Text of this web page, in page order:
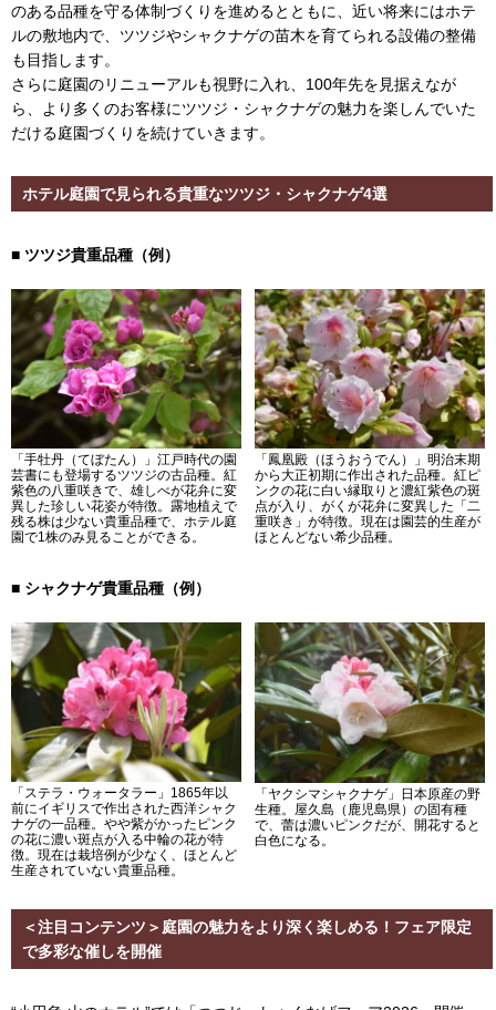
のある品種を守る体制づくりを進めるとともに、近い将来にはホテ
ルの敷地内で、ツツジやシャクナゲの苗木を育てられる設備の整備
も目指します。
さらに庭園のリニューアルも視野に入れ、100年先を見据えなが
ら、より多くのお客様にツツジ・シャクナゲの魅力を楽しんでいた
だける庭園づくりを続けていきます。
ホテル庭園で見られる貴重なツツジ・シャクナゲ4選
■ ツツジ貴重品種（例）
「手牡丹（てぼたん）」江戸時代の園
芸書にも登場するツツジの古品種。紅
紫色の八重咲きで、雄しべが花弁に変
異した珍しい花姿が特徴。露地植えで
残る株は少ない貴重品種で、ホテル庭
園で1株のみ見ることができる。
「鳳凰殿（ほうおうでん）」明治末期
から大正初期に作出された品種。紅ピ
ンクの花に白い縁取りと濃紅紫色の斑
点が入り、がくが花弁に変異した「二
重咲き」が特徴。現在は園芸的生産が
ほとんどない希少品種。
■ シャクナゲ貴重品種（例）
「ステラ・ウォータラー」1865年以
前にイギリスで作出された西洋シャク
ナゲの一品種。やや紫がかったピンク
の花に濃い斑点が入る中輪の花が特
徴。現在は栽培例が少なく、ほとんど
生産されていない貴重品種。
「ヤクシマシャクナゲ」日本原産の野
生種。屋久島（鹿児島県）の固有種
で、蕾は濃いピンクだが、開花すると
白色になる。
＜注目コンテンツ＞庭園の魅力をより深く楽しめる！フェア限定
で多彩な催しを開催